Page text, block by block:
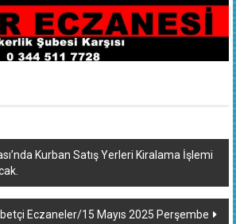
Kurban Satış Yerleri Kiralama İşlemi
Eczaneler/15 Mayıs 2025 Perşembe